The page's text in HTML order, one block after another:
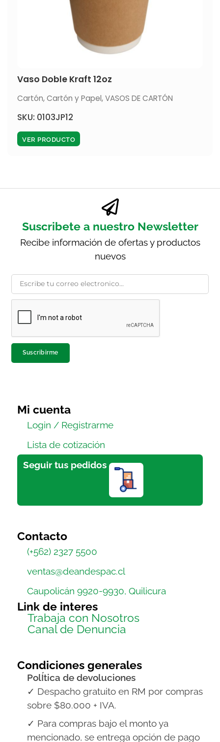
Vaso Doble Kraft 12oz
Cartón,Cartón y Papel,VASOS DE CARTÓN
SKU: 0103JP12
VER PRODUCTO
Suscribete a nuestro Newsletter
Recibe información de ofertas y productos
nuevos
Suscribirme
Mi cuenta
Login / Registrarme
Lista de cotización
Seguir tus pedidos
Contacto
(+562) 2327 5500
ventas@deandespac.cl
Caupolicán 9920-9930, Quilicura
Link de interes
Trabaja con Nosotros
Canal de Denuncia
Condiciones generales
PolÍtica de devoluciones
✓ Despacho gratuito en RM por compras
sobre $80.000 + IVA.
✓ Para compras bajo el monto ya
mencionado, se entrega opción de pago